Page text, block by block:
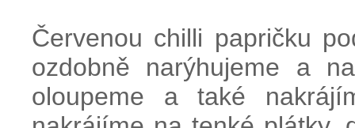
Červenou chilli papričku
ozdobně narýhujeme a
oloupeme a také